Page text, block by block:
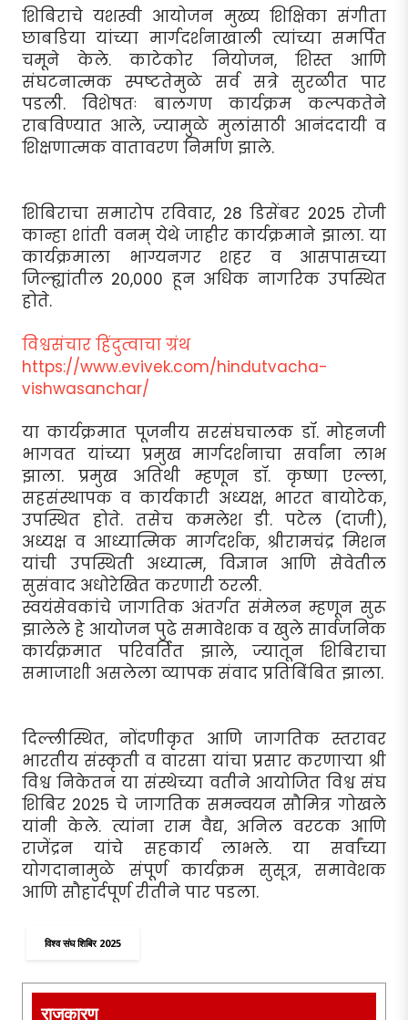
शिबिराचे यशस्वी आयोजन मुख्य शिक्षिका संगीता
छाबडिया यांच्या मार्गदर्शनाखाली त्यांच्या समर्पित
चमूने केले. काटेकोर नियोजन, शिस्त आणि
संघटनात्मक स्पष्टतेमुळे सर्व सत्रे सुरळीत पार
पडली. विशेषतः बालगण कार्यक्रम कल्पकतेने
राबविण्यात आले, ज्यामुळे मुलांसाठी आनंददायी व
शिक्षणात्मक वातावरण निर्माण झाले.
शिबिराचा समारोप रविवार, 28 डिसेंबर 2025 रोजी
कान्हा शांती वनम् येथे जाहीर कार्यक्रमाने झाला. या
कार्यक्रमाला भाग्यनगर शहर व आसपासच्या
जिल्ह्यांतील 20,000 हून अधिक नागरिक उपस्थित
होते.
विश्वसंचार हिंदुत्वाचा ग्रंथ
https://www.evivek.com/hindutvacha-
vishwasanchar/
या कार्यक्रमात पूजनीय सरसंघचालक डॉ. मोहनजी
भागवत यांच्या प्रमुख मार्गदर्शनाचा सर्वांना लाभ
झाला. प्रमुख अतिथी म्हणून डॉ. कृष्णा एल्ला,
सहसंस्थापक व कार्यकारी अध्यक्ष, भारत बायोटेक,
उपस्थित होते. तसेच कमलेश डी. पटेल (दाजी),
अध्यक्ष व आध्यात्मिक मार्गदर्शक, श्रीरामचंद्र मिशन
यांची उपस्थिती अध्यात्म, विज्ञान आणि सेवेतील
सुसंवाद अधोरेखित करणारी ठरली.
स्वयंसेवकांचे जागतिक अंतर्गत संमेलन म्हणून सुरू
झालेले हे आयोजन पुढे समावेशक व खुले सार्वजनिक
कार्यक्रमात परिवर्तित झाले, ज्यातून शिबिराचा
समाजाशी असलेला व्यापक संवाद प्रतिबिंबित झाला.
दिल्लीस्थित, नोंदणीकृत आणि जागतिक स्तरावर
भारतीय संस्कृती व वारसा यांचा प्रसार करणार्‍या श्री
विश्व निकेतन या संस्थेच्या वतीने आयोजित विश्व संघ
शिबिर 2025 चे जागतिक समन्वयन सौमित्र गोखले
यांनी केले. त्यांना राम वैद्य, अनिल वरटक आणि
राजेंद्रन यांचे सहकार्य लाभले. या सर्वांच्या
योगदानामुळे संपूर्ण कार्यक्रम सुसूत्र, समावेशक
आणि सौहार्दपूर्ण रीतीने पार पडला.
विश्व संघ शिबिर 2025
राजकारण